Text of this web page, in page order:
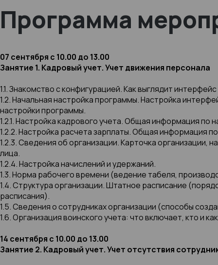
Программа
07 сентября с 10.00 до 13.00
Занятие 1. Кадровый учет. Учет движения персонала
1.1. Знакомство с конфигурацией. Как выглядит
1.2. Начальная настройка программы. Настройка
настройки программы.
1.2.1. Настройка кадрового учета. Общая информация по
1.2.2. Настройка расчета зарплаты. Общая информация
1.2.3. Сведения об организации. Карточка организации,
лица.
1.2.4. Настройка начислений и удержаний.
1.3. Норма рабочего времени (ведение табеля,
1.4. Структура организации. Штатное расписание
расписания).
1.5. Сведения о сотрудниках организации (способы
1.6. Организация воинского учета: что включает, кто и
14 сентября с 10.00 до 13.00
Занятие 2. Кадровый учет. Учет отсутствия